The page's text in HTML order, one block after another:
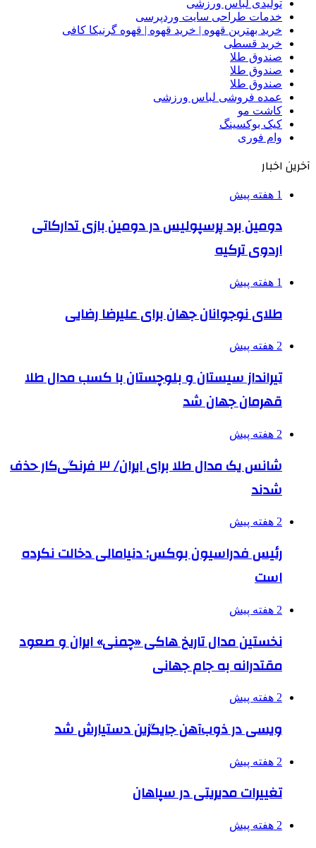
تولیدی لباس ورزشی
خدمات طراحی سایت وردپرسی
خرید بهترین قهوه | خرید قهوه | قهوه گرنیکا کافی
خرید قسطی
صندوق طلا
صندوق طلا
صندوق طلا
عمده فروشی لباس ورزشی
کاشت مو
کیک بوکسینگ
وام فوری
آخرین اخبار
1 هفته پیش
دومین برد پرسپولیس در دومین بازی تدارکاتی
اردوی ترکیه
1 هفته پیش
طلای نوجوانان جهان برای علیرضا رضایی
2 هفته پیش
تیرانداز سیستان و بلوچستان با کسب مدال طلا
قهرمان جهان شد
2 هفته پیش
شانس یک مدال طلا برای ایران/ ۳ فرنگی‌کار حذف
شدند
2 هفته پیش
رئیس فدراسیون بوکس: دنیامالی دخالت نکرده
است
2 هفته پیش
نخستین مدال تاریخ هاکی «چمنی» ایران و صعود
مقتدرانه به جام جهانی
2 هفته پیش
ویسی در ذوب‌آهن جایگزین دستیارش شد
2 هفته پیش
تغییرات مدیریتی در سپاهان
2 هفته پیش